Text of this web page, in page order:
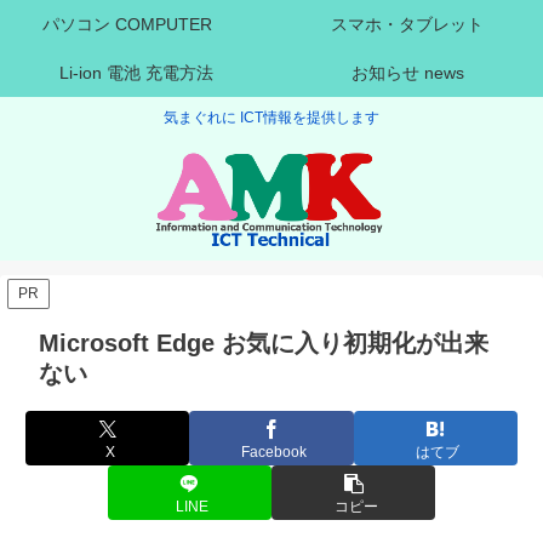
気まぐれに ICT情報を提供します
パソコン COMPUTER スマホ・タブレット
Li-ion 電池 充電方法 お知らせ news
PR
Microsoft Edge お気に入り初期化が出来
ない
X Facebook はてブ
LINE コピー